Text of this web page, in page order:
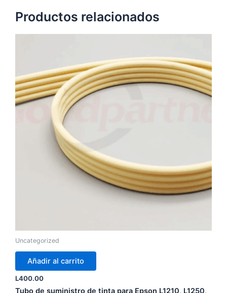
Productos relacionados
Uncategorized
Añadir al carrito
L400.00
Tubo de suministro de tinta para Epson L1210, L1250,